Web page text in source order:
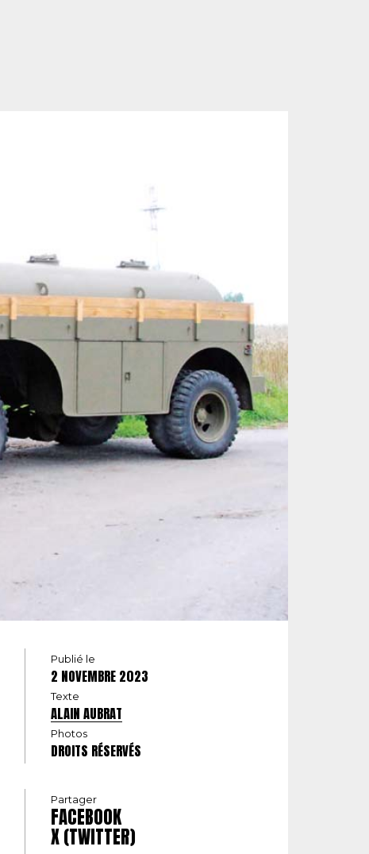
Publié le
2 NOVEMBRE 2023
Texte
ALAIN AUBRAT
Photos
DROITS RÉSERVÉS
Partager
FACEBOOK
X (TWITTER)